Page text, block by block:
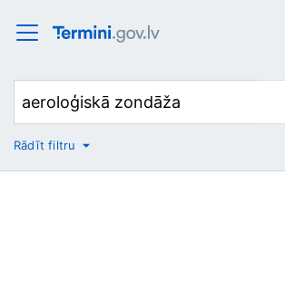
No
Rādīt filtru